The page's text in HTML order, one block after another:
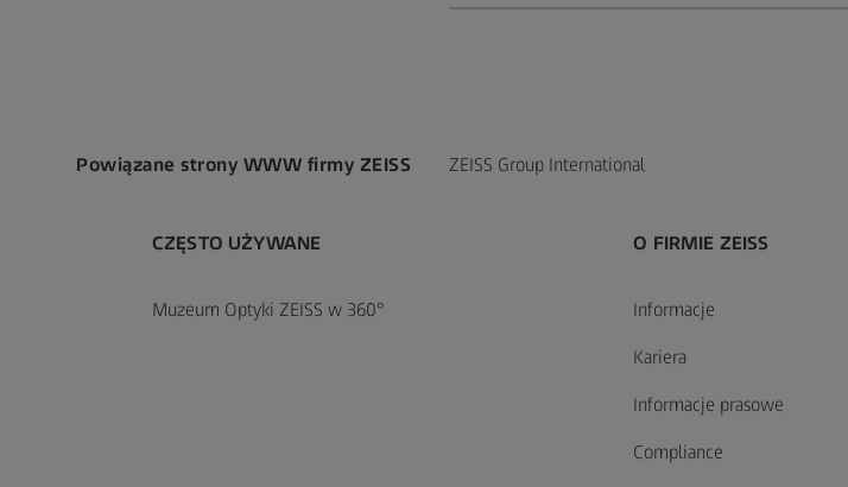
Pobierz
Powiązane strony WWW firmy ZEISS ZEISS Group International
CZĘSTO UŻYWANE
Muzeum Optyki ZEISS w 360°
O FIRMIE ZEISS
Informacje
Kariera
Informacje prasowe
Compliance